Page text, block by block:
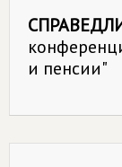
и пенсии"